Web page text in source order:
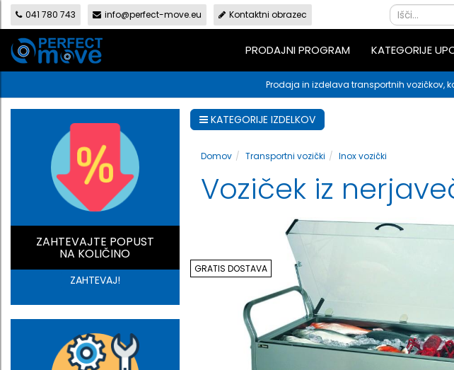
041 780 743 info@perfect-move.eu Kontaktni obrazec
PRODAJNI PROGRAM KATEGORIJE
Prodaja in izdelava transportnih vozičkov,
ZAHTEVAJTE POPUST
NA KOLIČINO
ZAHTEVAJ!
KATEGORIJE IZDELKOV
Domov Transportni vozički Inox vozički
Voziček iz
GRATIS DOSTAVA